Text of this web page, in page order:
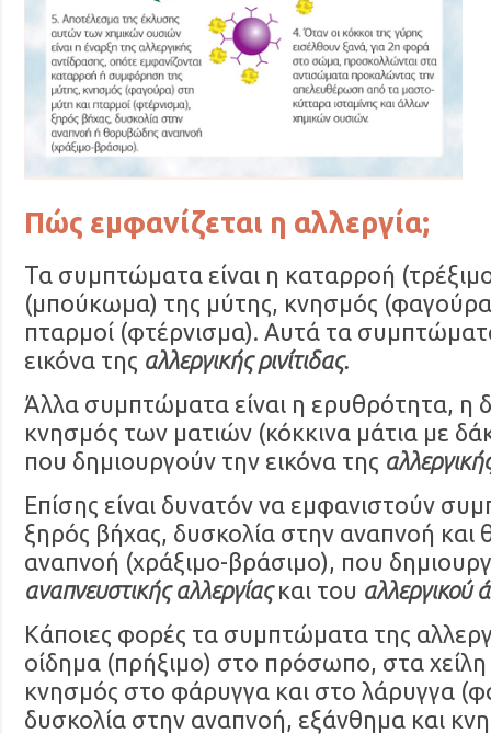
Πώς εμφανίζεται η αλλεργία;
Τα συμπτώματα είναι η καταρροή
(μπούκωμα) της μύτης, κνησμός
πταρμοί (φτέρνισμα). Αυτά τα
εικόνα της αλλεργικής ρινίτιδας.
Άλλα συμπτώματα είναι η ερυθρότητα, η
κνησμός των ματιών (κόκκινα μάτια με
που δημιουργούν την εικόνα της
Επίσης είναι δυνατόν να εμφανιστούν
ξηρός βήχας, δυσκολία στην αναπνοή
αναπνοή (χράξιμο-βράσιμο), που
αναπνευστικής αλλεργίαςκαι του αλλεργικού
Κάποιες φορές τα συμπτώματα της
οίδημα (πρήξιμο) στο πρόσωπο, στα
κνησμός στο φάρυγγα και στο λάρυγγα
δυσκολία στην αναπνοή, εξάνθημα και